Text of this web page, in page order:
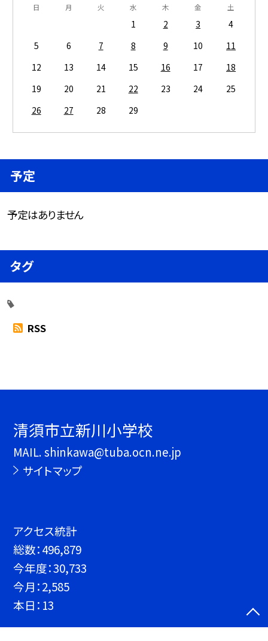
日 月 火 水 木 金 土
1 2 3
4
5
6 7 8 9 10
11
12
13 14 15 16 17
18
19
20 21 22 23 24
25
26
27 28 29
予定
予定はありません
タグ
RSS
清須市立新川小学校
MAIL. shinkawa@tuba.ocn.ne.jp
サイトマップ
アクセス統計
総数：496,879
今年度：30,733
今月：2,585
本日： 13